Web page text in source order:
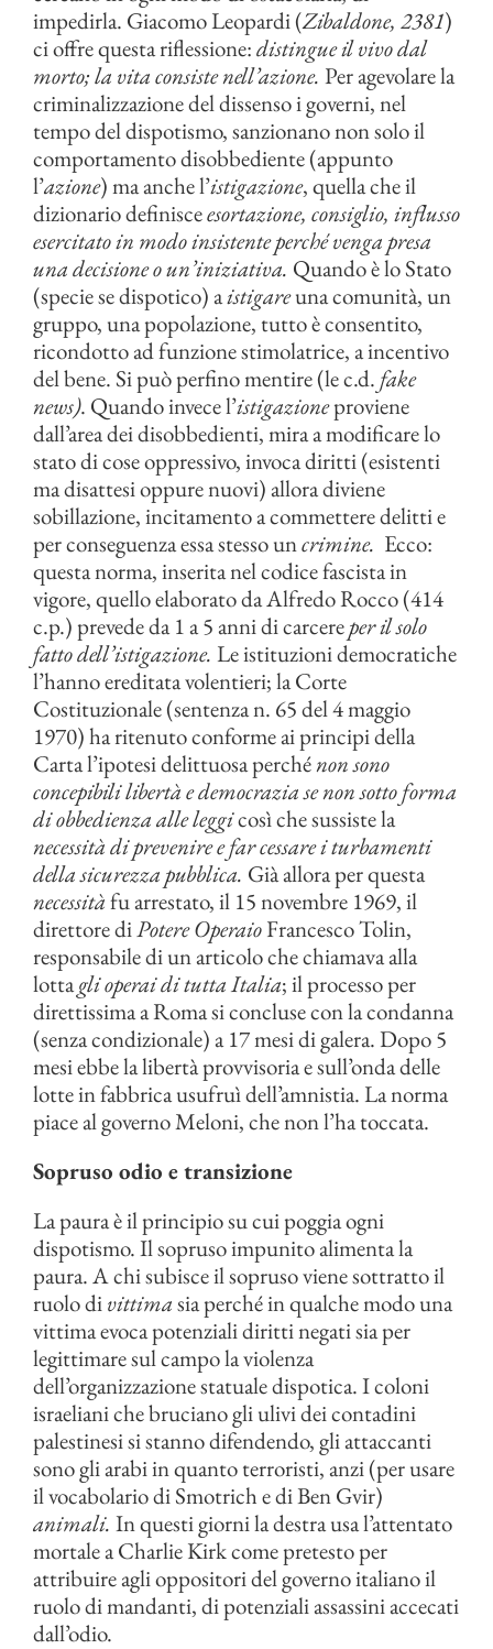
impedirla. Giacomo Leopardi (Zibaldone, 2381)
ci offre questa riflessione:distingue il vivo dal
morto; la vita consiste nell’azione. Per agevolare la
criminalizzazione del dissenso i governi, nel
tempo del dispotismo, sanzionano non solo il
comportamento disobbediente (appunto
l’azione) ma anche l’istigazione, quella che il
dizionario definisceesortazione, consiglio, influsso
esercitato in modo insistente perché venga presa
una decisione o un’iniziativa. Quando è lo Stato
(specie se dispotico) aistigareuna comunità, un
gruppo, una popolazione, tutto è consentito,
ricondotto ad funzione stimolatrice, a incentivo
del bene. Si può perfino mentire (le c.d. fake
news). Quando invece l’istigazioneproviene
dall’area dei disobbedienti, mira a modificare lo
stato di cose oppressivo, invoca diritti (esistenti
ma disattesi oppure nuovi) allora diviene
sobillazione, incitamento a commettere delitti e
per conseguenza essa stesso uncrimine. Ecco:
questa norma, inserita nel codice fascista in
vigore, quello elaborato da Alfredo Rocco (414
c.p.) prevede da 1 a 5 anni di carcereper il solo
fatto dell’istigazione. Le istituzioni democratiche
l’hanno ereditata volentieri; la Corte
Costituzionale (sentenza n. 65 del 4 maggio
1970) ha ritenuto conforme ai principi della
Carta l’ipotesi delittuosa perchénon sono
concepibili libertà e democrazia se non sotto forma
di obbedienza alle leggicosì che sussiste la
necessità di prevenire e far cessare i turbamenti
della sicurezza pubblica. Già allora per questa
necessitàfu arrestato, il 15 novembre 1969, il
direttore diPotere OperaioFrancesco Tolin,
responsabile di un articolo che chiamava alla
lottagli operai di tutta Italia; il processo per
direttissima a Roma si concluse con la condanna
(senza condizionale) a 17 mesi di galera. Dopo 5
mesi ebbe la libertà provvisoria e sull’onda delle
lotte in fabbrica usufruì dell’amnistia. La norma
piace al governo Meloni, che non l’ha toccata.
Sopruso odio e transizione
La paura è il principio su cui poggia ogni
dispotismo. Il sopruso impunito alimenta la
paura. A chi subisce il sopruso viene sottratto il
ruolo divittimasia perché in qualche modo una
vittima evoca potenziali diritti negati sia per
legittimare sul campo la violenza
dell’organizzazione statuale dispotica. I coloni
israeliani che bruciano gli ulivi dei contadini
palestinesi si stanno difendendo, gli attaccanti
sono gli arabi in quanto terroristi, anzi (per usare
il vocabolario di Smotrich e di Ben Gvir)
animali. In questi giorni la destra usa l’attentato
mortale a Charlie Kirk come pretesto per
attribuire agli oppositori del governo italiano il
ruolo di mandanti, di potenziali assassini accecati
dall’odio.